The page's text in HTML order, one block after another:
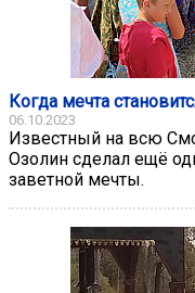
Когда мечта
06.10.2023
Известный на всю
Озолин сделал ещё
заветной мечты.